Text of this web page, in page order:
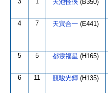
天池怪俠 (B350)
4 7 天寅合一 (E441)
5 5 都靈福星 (H165)
6 11 競駿光輝 (H135)